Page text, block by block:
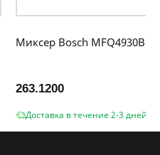
Миксер Bosch MFQ4930B
263.1200
Доставка в течение 2-3 дней